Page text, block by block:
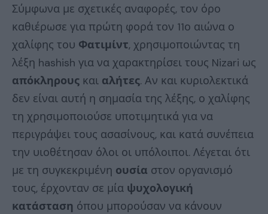
Σύμφωνα με σχετικές αναφορές, τον όρο
καθιέρωσε για πρώτη φορά τον 11ο αιώνα ο
χαλίφης του Φατιμίντ, χρησιμοποιώντας τη
λέξη hashish για να χαρακτηρίσει τους Nizari ως
απόκληρους και αλήτες. Αν και κυριολεκτικά
δεν είναι αυτή η σημασία της λέξης, ο χαλίφης
τη χρησιμοποιούσε υποτιμητικά για να
περιγράψει τους ασασίνους, και κατά συνέπεια
την υιοθέτησαν όλοι οι υπόλοιποι. Λέγεται ότι
με τη συγκεκριμένη ουσία στον οργανισμό
τους, έρχονταν σε μία ψυχολογική
κατάσταση όπου μπορούσαν να κάνουν